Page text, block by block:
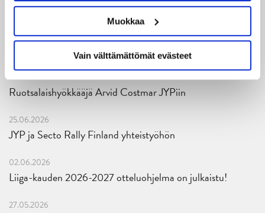
Muokkaa
Vain välttämättömät evästeet
JYPin harjoitusottelut tulevalle 2026-2027 kaudelle on
27.07.2026
Ruotsalaishyökkääjä Arvid Costmar JYPiin
25.06.2026
JYP ja Secto Rally Finland yhteistyöhön
02.06.2026
Liiga-kauden 2026-2027 otteluohjelma on julkaistu!
27.05.2026